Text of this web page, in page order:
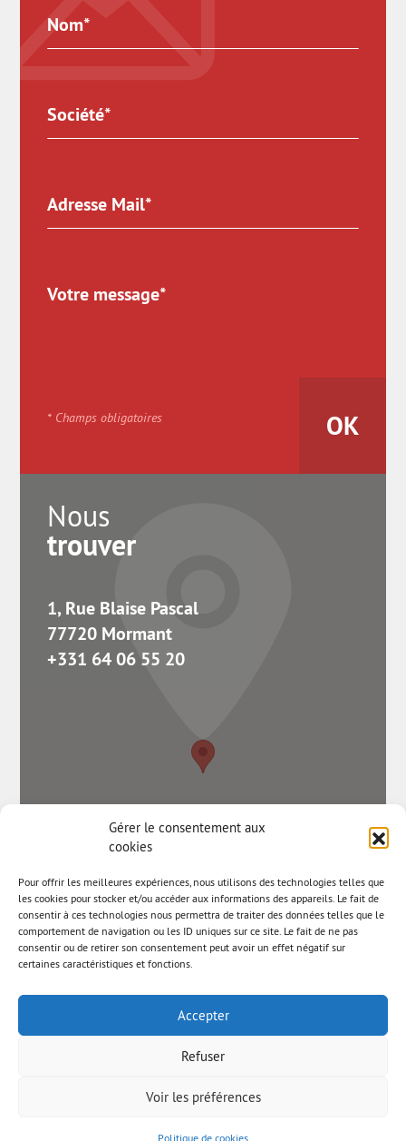
Gérer le consentement aux
cookies
Pour offrir les meilleures expériences, nous utilisons des technologies telles que
les cookies pour stocker et/ou accéder aux informations des appareils. Le fait de
consentir à ces technologies nous permettra de traiter des données telles que le
comportement de navigation ou les ID uniques sur ce site. Le fait de ne pas
consentir ou de retirer son consentement peut avoir un effet négatif sur
certaines caractéristiques et fonctions.
Accepter
Refuser
Voir les préférences
Politique de cookies
* Champs obligatoires
Nous
trouver
1, Rue Blaise Pascal
77720 Mormant
+331 64 06 55 20
© AAB 2025 Mentions légales Newsletter